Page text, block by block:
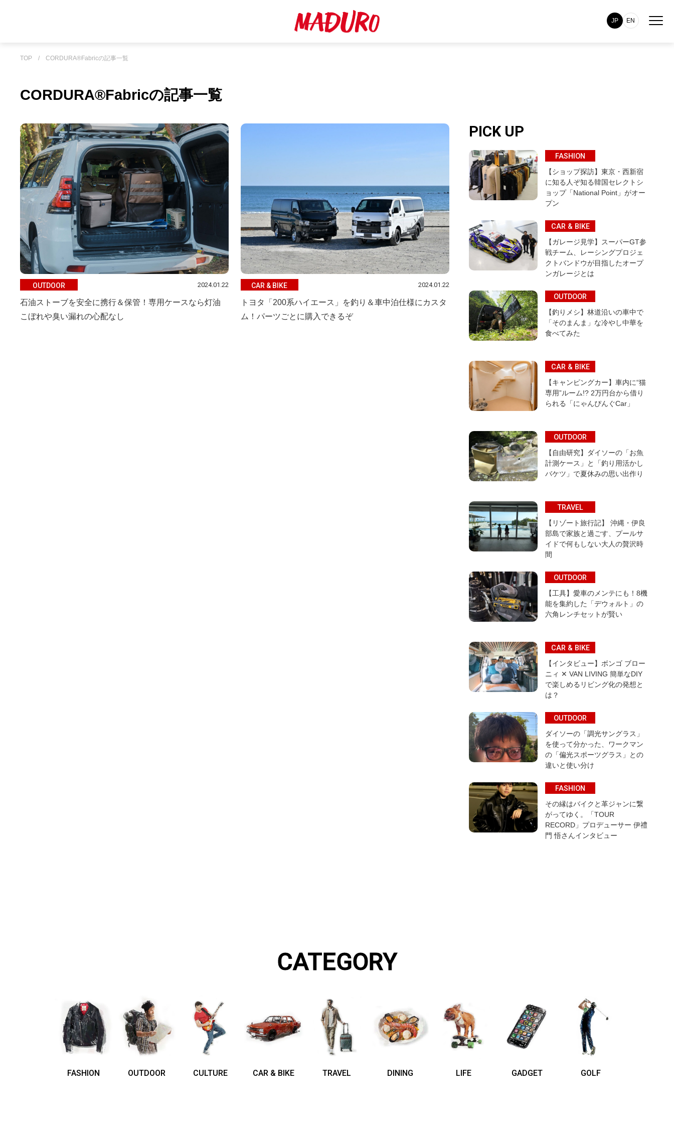
JP EN
TOP / CORDURA®Fabricの記事一覧
CORDURA®Fabricの記事一覧
OUTDOOR 2024.01.22
石油ストーブを安全に携行＆保管！専用ケースなら灯油
こぼれや臭い漏れの心配なし
CAR & BIKE 2024.01.22
トヨタ「200系ハイエース」を釣り＆車中泊仕様にカスタ
ム！パーツごとに購入できるぞ
PICK UP
FASHION
【ショップ探訪】東京・西新宿
に知る人ぞ知る韓国セレクトシ
ョップ「National Point」がオー
プン
CAR & BIKE
【ガレージ見学】スーパーGT参
戦チーム、レーシングプロジェ
クトバンドウが目指したオープ
ンガレージとは
OUTDOOR
【釣りメシ】林道沿いの車中で
「そのまんま」な冷やし中華を
食べてみた
CAR & BIKE
【キャンピングカー】車内に“猫
専用”ルーム!? 2万円台から借り
られる「にゃんぴんぐCar」
OUTDOOR
【自由研究】ダイソーの「お魚
計測ケース」と「釣り用活かし
バケツ」で夏休みの思い出作り
TRAVEL
【リゾート旅行記】 沖縄・伊良
部島で家族と過ごす、プールサ
イドで何もしない大人の贅沢時
間
OUTDOOR
【工具】愛車のメンテにも！8機
能を集約した「デウォルト」の
六角レンチセットが賢い
CAR & BIKE
【インタビュー】ボンゴ ブロー
ニィ ✕ VAN LIVING 簡単なDIY
で楽しめるリビング化の発想と
は？
OUTDOOR
ダイソーの「調光サングラス」
を使って分かった、ワークマン
の「偏光スポーツグラス」との
違いと使い分け
FASHION
その縁はバイクと革ジャンに繋
がってゆく。「TOUR
RECORD」プロデューサー 伊禮
門 悟さんインタビュー
CATEGORY
FASHION OUTDOOR CULTURE CAR & BIKE TRAVEL DINING LIFE GADGET GOLF